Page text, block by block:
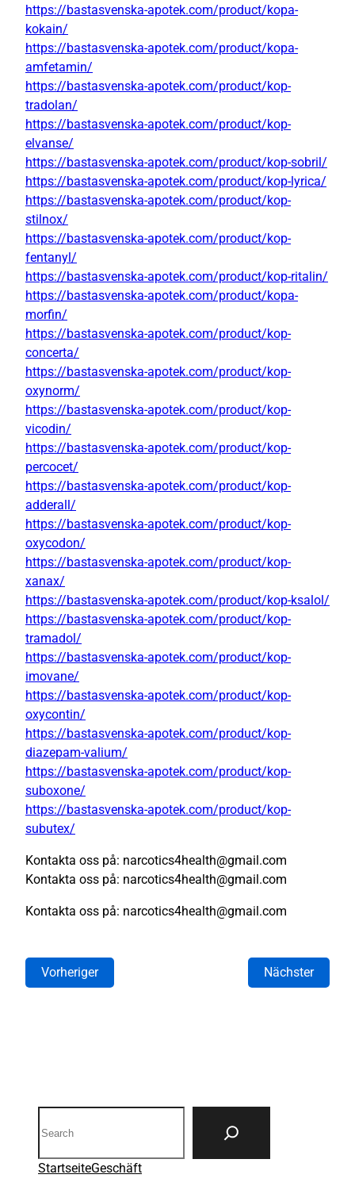
https://bastasvenska-apotek.com/product/kopa-
kokain/
https://bastasvenska-apotek.com/product/kopa-
amfetamin/
https://bastasvenska-apotek.com/product/kop-
tradolan/
https://bastasvenska-apotek.com/product/kop-
elvanse/
https://bastasvenska-apotek.com/product/kop-sobril/
https://bastasvenska-apotek.com/product/kop-lyrica/
https://bastasvenska-apotek.com/product/kop-
stilnox/
https://bastasvenska-apotek.com/product/kop-
fentanyl/
https://bastasvenska-apotek.com/product/kop-ritalin/
https://bastasvenska-apotek.com/product/kopa-
morfin/
https://bastasvenska-apotek.com/product/kop-
concerta/
https://bastasvenska-apotek.com/product/kop-
oxynorm/
https://bastasvenska-apotek.com/product/kop-
vicodin/
https://bastasvenska-apotek.com/product/kop-
percocet/
https://bastasvenska-apotek.com/product/kop-
adderall/
https://bastasvenska-apotek.com/product/kop-
oxycodon/
https://bastasvenska-apotek.com/product/kop-
xanax/
https://bastasvenska-apotek.com/product/kop-ksalol/
https://bastasvenska-apotek.com/product/kop-
tramadol/
https://bastasvenska-apotek.com/product/kop-
imovane/
https://bastasvenska-apotek.com/product/kop-
oxycontin/
https://bastasvenska-apotek.com/product/kop-
diazepam-valium/
https://bastasvenska-apotek.com/product/kop-
suboxone/
https://bastasvenska-apotek.com/product/kop-
subutex/
Kontakta oss på: narcotics4health@gmail.com
Kontakta oss på: narcotics4health@gmail.com
Kontakta oss på: narcotics4health@gmail.com
Vorheriger Nächster
StartseiteGeschäft